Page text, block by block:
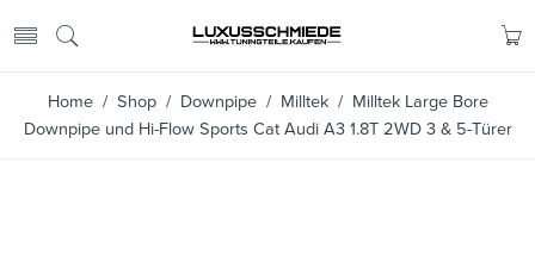
Home/ Shop/ Downpipe/ Milltek/ Milltek Large Bore
Downpipe und Hi-Flow Sports Cat Audi A3 1.8T 2WD 3 & 5-Türer